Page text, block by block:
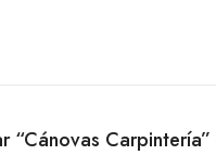
“Cánovas Carpintería”